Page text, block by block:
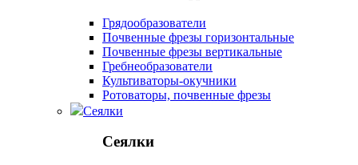
Грядообразователи
Почвенные фрезы горизонтальные
Почвенные фрезы вертикальные
Гребнеобразователи
Культиваторы-окучники
Ротоваторы, почвенные фрезы
Сеялки
Сеялки